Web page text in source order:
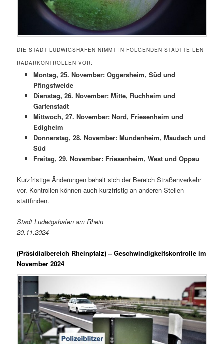
DIE STADT LUDWIGSHAFEN NIMMT IN FOLGENDEN STADTTEILEN
RADARKONTROLLEN VOR:
Montag, 25. November: Oggersheim, Süd und
Pfingstweide
Dienstag, 26. November: Mitte, Ruchheim und
Gartenstadt
Mittwoch, 27. November: Nord, Friesenheim und
Edigheim
Donnerstag, 28. November: Mundenheim, Maudach und
Süd
Freitag, 29. November: Friesenheim, West und Oppau
Kurzfristige Änderungen behält sich der Bereich Straßenverkehr
vor. Kontrollen können auch kurzfristig an anderen Stellen
stattfinden.
Stadt Ludwigshafen am Rhein
20.11.2024
(Präsidialbereich Rheinpfalz)– Geschwindigkeitskontrolle im
November 2024